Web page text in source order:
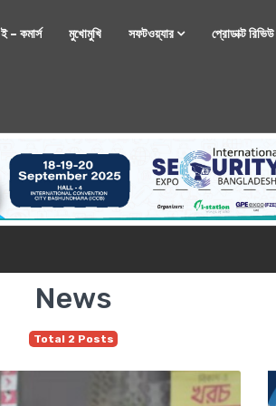
ই – কমার্স মুখোমুখি সফটওয়্যার প্রোডাক্ট রিভিউ
News
Total 2 Posts